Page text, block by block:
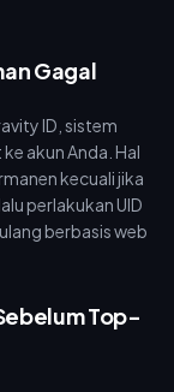
Gagal
ID, sistem
akun Anda. Hal
kecuali jika
perlakukan UID
berbasis web
Top-